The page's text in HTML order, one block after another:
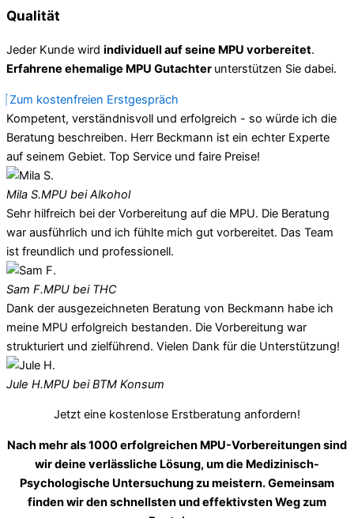
Qualität
Jeder Kunde wird individuell auf seine MPU vorbereitet.
Erfahrene ehemalige MPU Gutachter unterstützen Sie dabei.
Zum kostenfreien Erstgespräch
Kompetent, verständnisvoll und erfolgreich - so würde ich die
Beratung beschreiben. Herr Beckmann ist ein echter Experte
auf seinem Gebiet. Top Service und faire Preise!
Mila S.MPU bei Alkohol
Sehr hilfreich bei der Vorbereitung auf die MPU. Die Beratung
war ausführlich und ich fühlte mich gut vorbereitet. Das Team
ist freundlich und professionell.
Sam F.MPU bei THC
Dank der ausgezeichneten Beratung von Beckmann habe ich
meine MPU erfolgreich bestanden. Die Vorbereitung war
strukturiert und zielführend. Vielen Dank für die Unterstützung!
Jule H.MPU bei BTM Konsum
Jetzt eine kostenlose Erstberatung anfordern!
Nach mehr als 1000 erfolgreichen MPU-Vorbereitungen sind
wir deine verlässliche Lösung, um die Medizinisch-
Psychologische Untersuchung zu meistern. Gemeinsam
finden wir den schnellsten und effektivsten Weg zum